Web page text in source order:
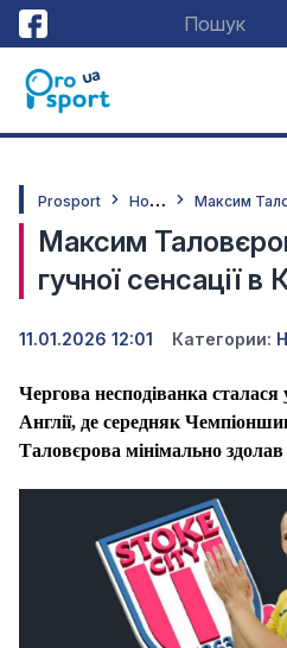
Prosport Н
овини
Максим
гучної сенсації в
11.01.2026 12:01 Категории:
Чергова несподіванка
Англії, де середняк
Таловєрова мінімально здолав